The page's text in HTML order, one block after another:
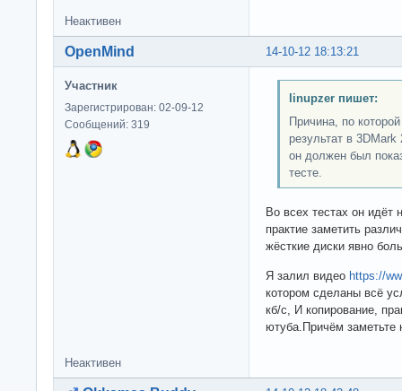
Неактивен
14-10-12 18:13:21
OpenMind
Участник
Зарегистрирован: 02-09-12
Сообщений: 319
linupzer пишет:
Причина, по
результат в
он должен был
тесте.
Во всех тестах он идёт
практие заметить
жёсткие диски явно
Я залил видео https://
котором сделаны всё
кб/с, И копирование,
ютуба.Причём заметьте
Неактивен